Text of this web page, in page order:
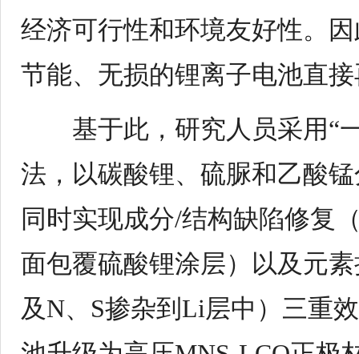
经济可行性和环境友好性。
节能、无损的锂离子电池直
基于此，研究人员采用“
法，以碳酸锂、硫脲和乙酸
同时实现成分/结构缺陷修复
面包覆硫酸锂涂层）以及元
及 N、 S掺杂到 Li层中）三重